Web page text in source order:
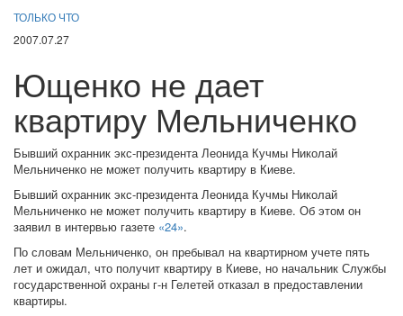
ТОЛЬКО ЧТО
2007.07.27
Ющенко не дает
квартиру Мельниченко
Бывший охранник экс-президента Леонида Кучмы Николай
Мельниченко не может получить квартиру в Киеве.
Бывший охранник экс-президента Леонида Кучмы Николай
Мельниченко не может получить квартиру в Киеве. Об этом он
заявил в интервью газете «24».
По словам Мельниченко, он пребывал на квартирном учете пять
лет и ожидал, что получит квартиру в Киеве, но начальник Службы
государственной охраны г-н Гелетей отказал в предоставлении
квартиры.